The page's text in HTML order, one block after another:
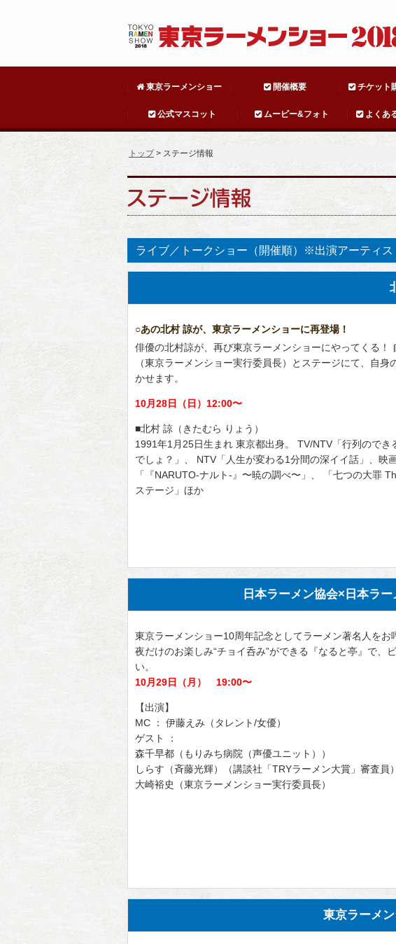
東京ラーメンショー 開催概要 チケット
公式マスコット ムービー&フォト よくあ
トップ> ステージ情報
ライブ／トークショー（開催順）※出演アーティス
○あの北村 諒が、東京ラーメンショーに再登場！
俳優の北村諒が、再び東京ラーメンショーにやってくる！
（東京ラーメンショー実行委員長）とステージにて、自
かせます。
10月28日（日）12:00〜
■北村 諒（きたむら りょう）
1991年1月25日生まれ 東京都出身。 TV/NTV「行列ので
でしょ？」、 NTV「人生が変わる1分間の深イイ話」、映
「『NARUTO-ナルト-』〜暁の調べ〜」、 「七つの大罪
ステージ」ほか
日本ラーメン協会×日本ラ
東京ラーメンショー10周年記念としてラーメン著名人をお
夜だけのお楽しみ“チョイ呑み”ができる『なると亭』で、
い。
10月29日（月） 19:00〜
【出演】
MC ： 伊藤えみ（タレント/女優）
ゲスト ：
森千早都（もりみち病院（声優ユニット））
しらす（斉藤光輝）（講談社「TRYラーメン大賞」審査員）
大崎裕史（東京ラーメンショー実行委員長）
東京ラーメ